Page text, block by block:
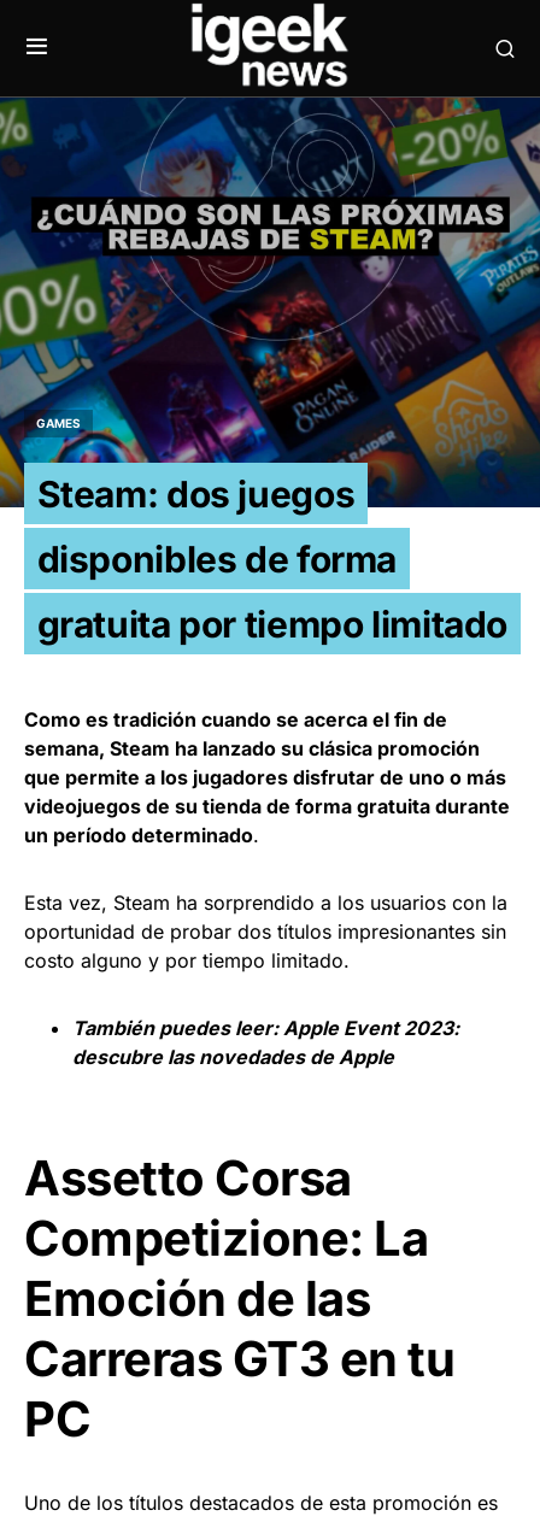
GAMES
Steam: dos juegos
disponibles de forma
gratuita por tiempo limitado
Como es tradición cuando se acerca el fin de
semana, Steam ha lanzado su clásica promoción
que permite a los jugadores disfrutar de uno o más
videojuegos de su tienda de forma gratuita durante
un período determinado.
Esta vez, Steam ha sorprendido a los usuarios con la
oportunidad de probar dos títulos impresionantes sin
costo alguno y por tiempo limitado.
También puedes leer: Apple Event 2023:
descubre las novedades de Apple
Assetto Corsa
Competizione: La
Emoción de las
Carreras GT3 en tu
PC
Uno de los títulos destacados de esta promoción es